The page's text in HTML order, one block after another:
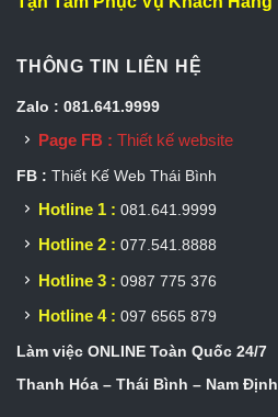
THÔNG TIN LIÊN HỆ
Zalo : 081.641.9999
Page FB : Thiết kế website
FB : Thiết Kế Web Thái Bình
Hotline 1 : 081.641.9999
Hotline 2 : 077.541.8888
Hotline 3 : 0987 775 376
Hotline 4 : 097 6565 879
Làm việc ONLINE Toàn Quốc 24/7
Thanh Hóa – Thái Bình – Nam Định